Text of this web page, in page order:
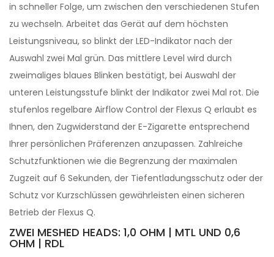
in schneller Folge, um zwischen den verschiedenen Stufen
zu wechseln. Arbeitet das Gerät auf dem höchsten
Leistungsniveau, so blinkt der LED-Indikator nach der
Auswahl zwei Mal grün. Das mittlere Level wird durch
zweimaliges blaues Blinken bestätigt, bei Auswahl der
unteren Leistungsstufe blinkt der Indikator zwei Mal rot. Die
stufenlos regelbare Airflow Control der Flexus Q erlaubt es
Ihnen, den Zugwiderstand der E-Zigarette entsprechend
Ihrer persönlichen Präferenzen anzupassen. Zahlreiche
Schutzfunktionen wie die Begrenzung der maximalen
Zugzeit auf 6 Sekunden, der Tiefentladungsschutz oder der
Schutz vor Kurzschlüssen gewährleisten einen sicheren
Betrieb der Flexus Q.
ZWEI MESHED HEADS: 1,0 OHM | MTL UND 0,6
OHM | RDL